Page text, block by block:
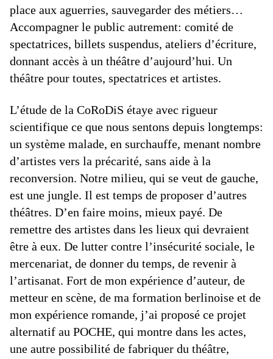
place aux aguerries, sauvegarder des métiers…
Accompagner le public autrement: comité de
spectatrices, billets suspendus, ateliers d’écriture,
donnant accès à un théâtre d’aujourd’hui. Un
théâtre pour toutes, spectatrices et artistes.
L’étude de la CoRoDiS étaye avec rigueur
scientifique ce que nous sentons depuis longtemps:
un système malade, en surchauffe, menant nombre
d’artistes vers la précarité, sans aide à la
reconversion. Notre milieu, qui se veut de gauche,
est une jungle. Il est temps de proposer d’autres
théâtres. D’en faire moins, mieux payé. De
remettre des artistes dans les lieux qui devraient
être à eux. De lutter contre l’insécurité sociale, le
mercenariat, de donner du temps, de revenir à
l’artisanat. Fort de mon expérience d’auteur, de
metteur en scène, de ma formation berlinoise et de
mon expérience romande, j’ai proposé ce projet
alternatif au POCHE, qui montre dans les actes,
une autre possibilité de fabriquer du théâtre,